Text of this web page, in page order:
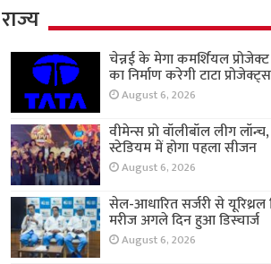
राज्य
चेन्नई के मेगा कमर्शियल
का निर्माण करेगी टाटा प्रोजेक्ट्स
August 6, 2026
वीमेन्स प्रो वॉलीबॉल लीग
स्टेडियम में होगा पहला सीजन
August 6, 2026
सेल-आधारित सर्जरी से यूरिथ्रल
मरीज अगले दिन हुआ डिस्चार्ज
August 6, 2026